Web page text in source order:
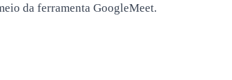
da ferramenta GoogleMeet.